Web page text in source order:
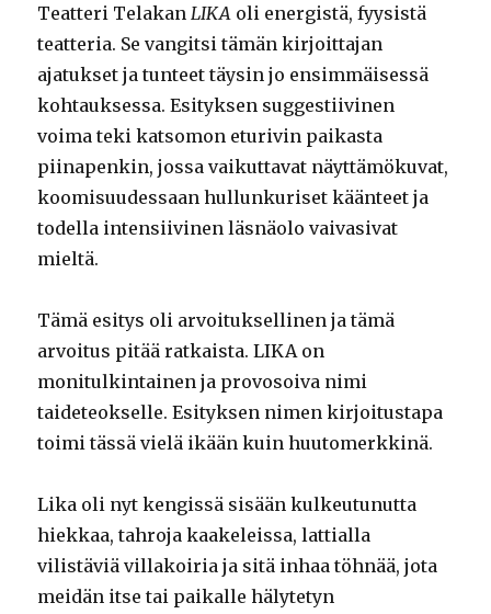
Teatteri Telakan LIKA oli energistä, fyysistä
teatteria. Se vangitsi tämän kirjoittajan
ajatukset ja tunteet täysin jo ensimmäisessä
kohtauksessa. Esityksen suggestiivinen
voima teki katsomon eturivin paikasta
piinapenkin, jossa vaikuttavat näyttämökuvat,
koomisuudessaan hullunkuriset käänteet ja
todella intensiivinen läsnäolo vaivasivat
mieltä.
Tämä esitys oli arvoituksellinen ja tämä
arvoitus pitää ratkaista. LIKA on
monitulkintainen ja provosoiva nimi
taideteokselle. Esityksen nimen kirjoitustapa
toimi tässä vielä ikään kuin huutomerkkinä.
Lika oli nyt kengissä sisään kulkeutunutta
hiekkaa, tahroja kaakeleissa, lattialla
vilistäviä villakoiria ja sitä inhaa töhnää, jota
meidän itse tai paikalle hälytetyn